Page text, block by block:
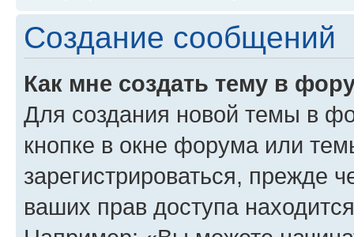
Создание сообщений
Как мне создать тему в
Для создания новой темы в
кнопке в окне форума или
зарегистрироваться, прежде
ваших прав доступа